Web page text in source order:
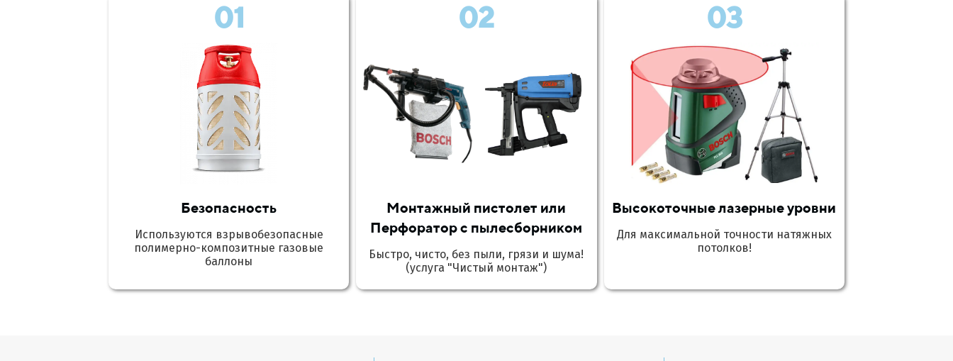
01
Безопасность
Используются взрывобезопасные
полимерно-композитные газовые
баллоны
02
Монтажный пистолет или
Перфоратор с пылесборником
Быстро, чисто, без пыли, грязи и шума!
(услуга "Чистый монтаж")
03
Высокоточные лазерные уровни
Для максимальной точности натяжных
потолков!